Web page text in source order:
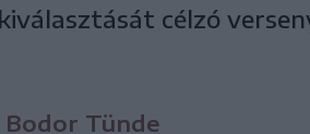
kiválasztását célzó
Bodor Tünde